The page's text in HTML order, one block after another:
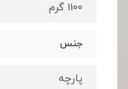
1100 گرم
جنس
پارچه